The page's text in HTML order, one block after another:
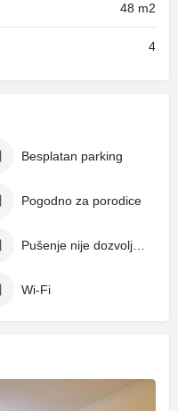
48 m2
4
Besplatan parking
Pogodno za porodice
Wi-Fi